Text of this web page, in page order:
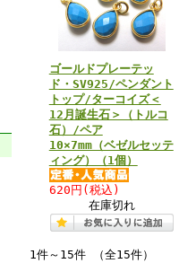
ゴールドプレーテッ
ド・SV925/ペンダント
トップ/ターコイズ＜
12月誕生石＞（トルコ
石）/ペア
10×7mm（ベゼルセッテ
ィング）（1個）
620円 (税込)
在庫切れ
1件～15件 （全15件）